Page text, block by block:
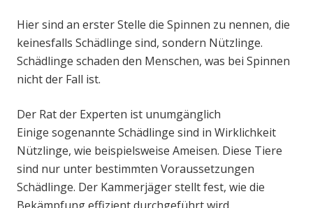
Hier sind an erster Stelle die Spinnen zu nennen, die
keinesfalls Schädlinge sind, sondern Nützlinge.
Schädlinge schaden den Menschen, was bei Spinnen
nicht der Fall ist.
Der Rat der Experten ist unumgänglich
Einige sogenannte Schädlinge sind in Wirklichkeit
Nützlinge, wie beispielsweise Ameisen. Diese Tiere
sind nur unter bestimmten Voraussetzungen
Schädlinge. Der Kammerjäger stellt fest, wie die